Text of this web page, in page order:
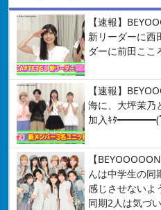
【速報】
新リーダーに西
ダーに前田
【速報】
海に、大坪茉乃
加入ｷﾀ
【
んは中学生の同
感じさせないよ
同期2人は気づ